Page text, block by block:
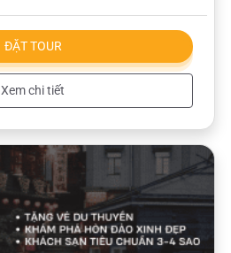
ĐẶT TOUR
Xem chi tiết